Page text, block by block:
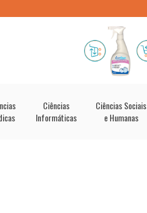
Ciências
Informáticas
Ciências Sociais
e Humanas